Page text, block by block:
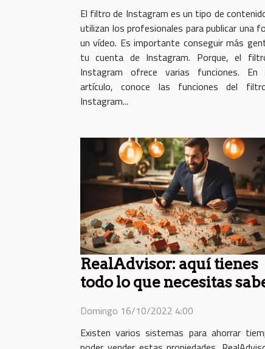
El filtro de Instagram es un tipo de
utilizan los profesionales para publicar una
un vídeo. Es importante conseguir más
tu cuenta de Instagram. Porque, el
Instagram ofrece varias funciones. En
artículo, conoce las funciones del
Instagram...
RealAdvisor: aquí tienes
todo lo que necesitas
a través de este sitio
Domingo 16/10/2022 4:00
Existen varios sistemas para ahorrar